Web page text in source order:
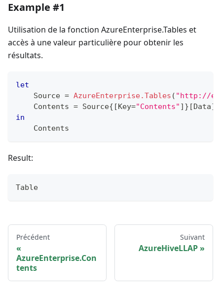
Example #1
Utilisation de la fonction AzureEnterprise.Tables et
accès à une valeur particulière pour obtenir les
résultats.
let
    Source
= AzureEnterprise.Tables ( "http://
    Contents
= Source{ [Key="Contents" ] } [Data]
in
    Contents
Result:
Table
Précédent
AzureEnterprise.Con
tents
Suivant
AzureHiveLLAP